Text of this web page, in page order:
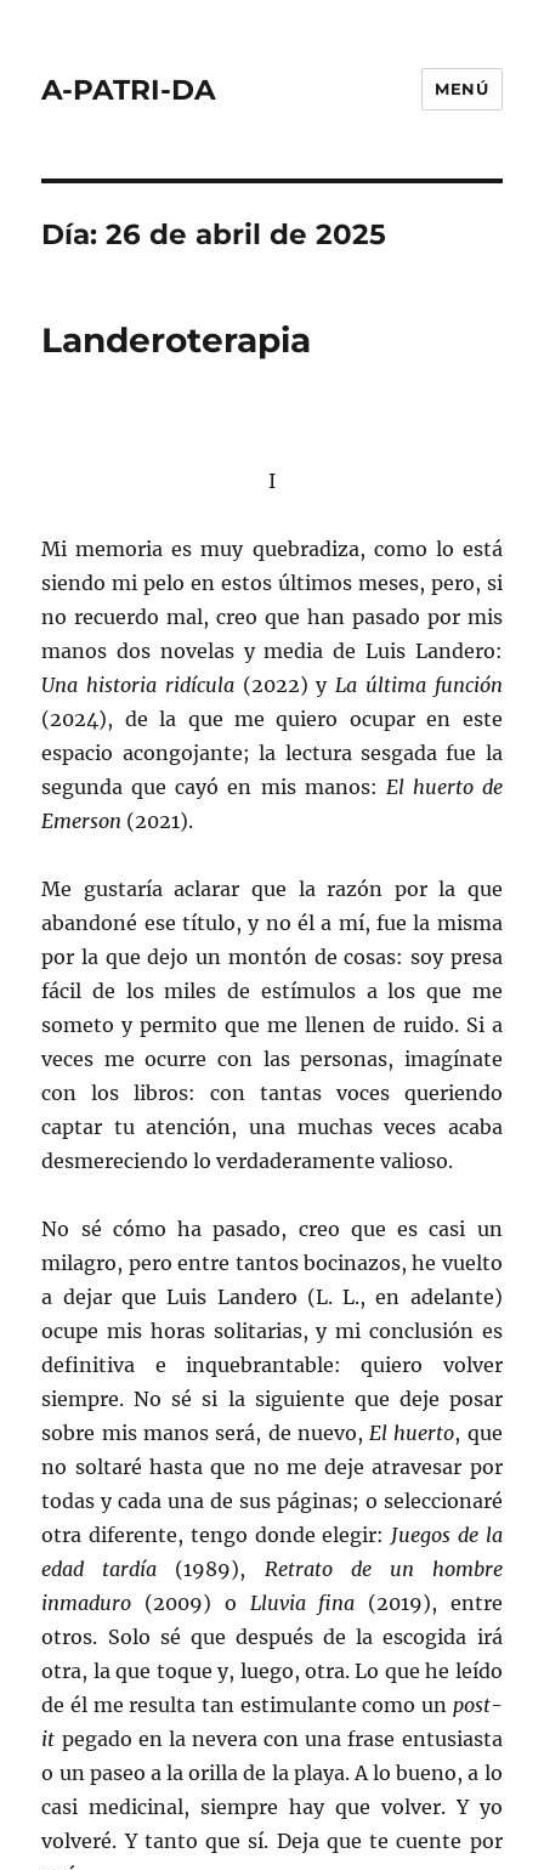
A-PATRI-DA MENÚ
Día:26 de abril de 2025
Landeroterapia
I
Mi memoria es muy quebradiza, como lo está
siendo mi pelo en estos últimos meses, pero, si
no recuerdo mal, creo que han pasado por mis
manos dos novelas y media de Luis Landero:
Una historia ridícula (2022) yLa última función
(2024), de la que me quiero ocupar en este
espacio acongojante; la lectura sesgada fue la
segunda que cayó en mis manos: El huerto de
Emerson (2021).
Me gustaría aclarar que la razón por la que
abandoné ese título, y no él a mí, fue la misma
por la que dejo un montón de cosas: soy presa
fácil de los miles de estímulos a los que me
someto y permito que me llenen de ruido. Si a
veces me ocurre con las personas, imagínate
con los libros: con tantas voces queriendo
captar tu atención, una muchas veces acaba
desmereciendo lo verdaderamente valioso.
No sé cómo ha pasado, creo que es casi un
milagro, pero entre tantos bocinazos, he vuelto
a dejar que Luis Landero (L. L., en adelante)
ocupe mis horas solitarias, y mi conclusión es
definitiva e inquebrantable: quiero volver
siempre. No sé si la siguiente que deje posar
sobre mis manos será, de nuevo,El huerto, que
no soltaré hasta que no me deje atravesar por
todas y cada una de sus páginas; o seleccionaré
otra diferente, tengo donde elegir: Juegos de la
edad tardía (1989), Retrato de un hombre
inmaduro (2009) o Lluvia fina (2019), entre
otros. Solo sé que después de la escogida irá
otra, la que toque y, luego, otra. Lo que he leído
de él me resulta tan estimulante como un post-
it pegado en la nevera con una frase entusiasta
o un paseo a la orilla de la playa. A lo bueno, a lo
casi medicinal, siempre hay que volver. Y yo
volveré. Y tanto que sí. Deja que te cuente por